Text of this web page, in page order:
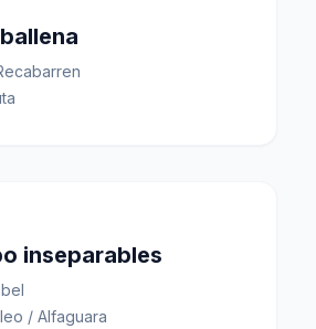
inseparables
/ Alfaguara